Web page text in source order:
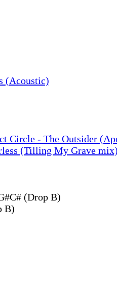
(Acoustic)
Circle - The Outsider
(Tilling My Grave
(Drop B)
B)